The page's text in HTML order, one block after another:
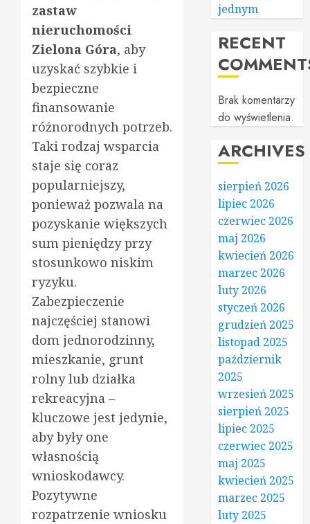
zastaw
nieruchomości
Zielona Góra, aby
uzyskać szybkie i
bezpieczne
finansowanie
różnorodnych potrzeb.
Taki rodzaj wsparcia
staje się coraz
popularniejszy,
ponieważ pozwala na
pozyskanie większych
sum pieniędzy przy
stosunkowo niskim
ryzyku.
Zabezpieczenie
najczęściej stanowi
dom jednorodzinny,
mieszkanie, grunt
rolny lub działka
rekreacyjna –
kluczowe jest jedynie,
aby były one
własnością
wnioskodawcy.
Pozytywne
rozpatrzenie wniosku
jednym
RECENT
Brak komentarzy
do wyświetlenia.
ARCHIVES
sierpień 2026
lipiec 2026
czerwiec 2026
maj 2026
kwiecień 2026
marzec 2026
luty 2026
styczeń 2026
grudzień 2025
listopad 2025
październik
2025
wrzesień 2025
sierpień 2025
lipiec 2025
czerwiec 2025
maj 2025
kwiecień 2025
marzec 2025
luty 2025